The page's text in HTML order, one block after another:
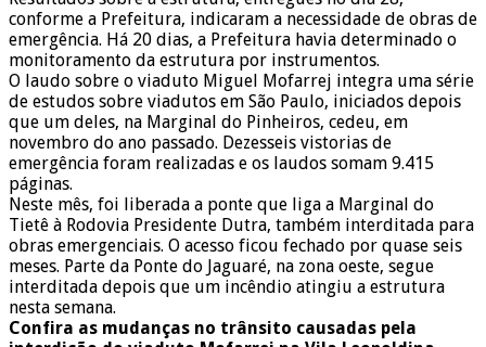
conforme a Prefeitura, indicaram a necessidade de obras de
emergência. Há 20 dias, a Prefeitura havia determinado o
monitoramento da estrutura por instrumentos.
O laudo sobre o viaduto Miguel Mofarrej integra uma série
de estudos sobre viadutos em São Paulo, iniciados depois
que um deles, na Marginal do Pinheiros, cedeu, em
novembro do ano passado. Dezesseis vistorias de
emergência foram realizadas e os laudos somam 9.415
páginas.
Neste mês, foi liberada a ponte que liga a Marginal do
Tietê à Rodovia Presidente Dutra, também interditada para
obras emergenciais. O acesso ficou fechado por quase seis
meses. Parte da Ponte do Jaguaré, na zona oeste, segue
interditada depois que um incêndio atingiu a estrutura
nesta semana.
Confira as mudanças no trânsito causadas pela